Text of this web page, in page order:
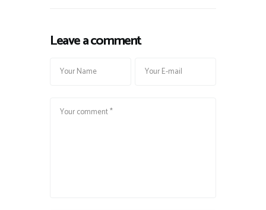
Leave a comment